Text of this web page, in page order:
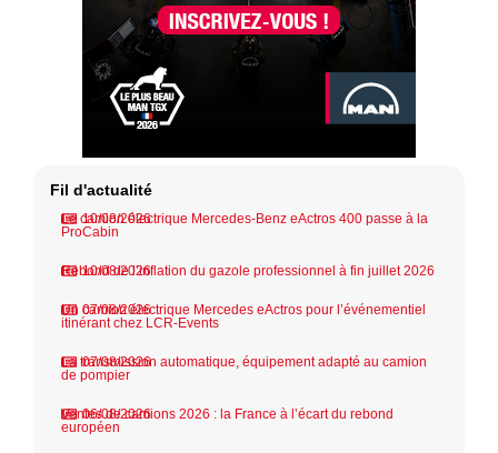
Fil d'actualité
10/08/2026
Le camion électrique Mercedes-Benz eActros 400 passe à la
ProCabin
10/08/2026
Rebond de l’inflation du gazole professionnel à fin juillet 2026
07/08/2026
Un camion électrique Mercedes eActros pour l’événementiel
itinérant chez LCR-Events
07/08/2026
La transmission automatique, équipement adapté au camion
de pompier
06/08/2026
Ventes de camions 2026 : la France à l’écart du rebond
européen